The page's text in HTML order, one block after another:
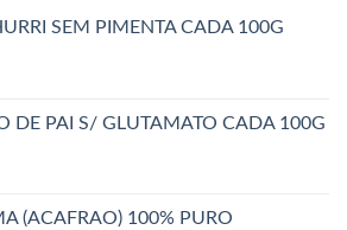
SEM PIMENTA CADA 100G
DE PAI S/ GLUTAMATO CADA 100G
(ACAFRAO) 100% PURO